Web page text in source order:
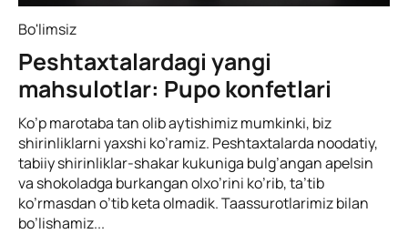
Bo'limsiz
Peshtaxtalardagi yangi
mahsulotlar: Pupo konfetlari
Ko’p marotaba tan olib aytishimiz mumkinki, biz
shirinliklarni yaxshi ko’ramiz. Peshtaxtalarda noodatiy,
tabiiy shirinliklar-shakar kukuniga bulg’angan apelsin
va shokoladga burkangan olxo’rini ko’rib, ta’tib
ko’rmasdan o’tib keta olmadik. Taassurotlarimiz bilan
bo’lishamiz...